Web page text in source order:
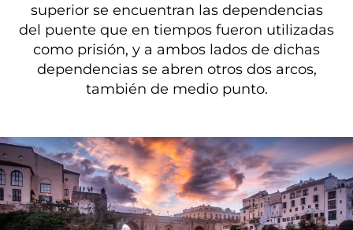
superior se encuentran las dependencias
del puente que en tiempos fueron utilizadas
como prisión, y a ambos lados de dichas
dependencias se abren otros dos arcos,
también de medio punto.